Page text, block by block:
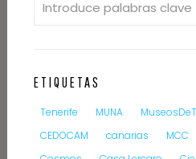
ETIQUETAS
Tenerife MUNA
CEDOCAM
canarias MCC